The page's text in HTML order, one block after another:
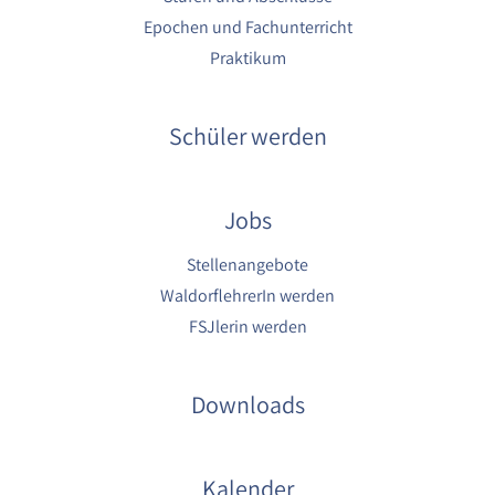
Epochen und Fachunterricht
Praktikum
Schüler werden
Jobs
Stellenangebote
WaldorflehrerIn werden
FSJlerin werden
Downloads